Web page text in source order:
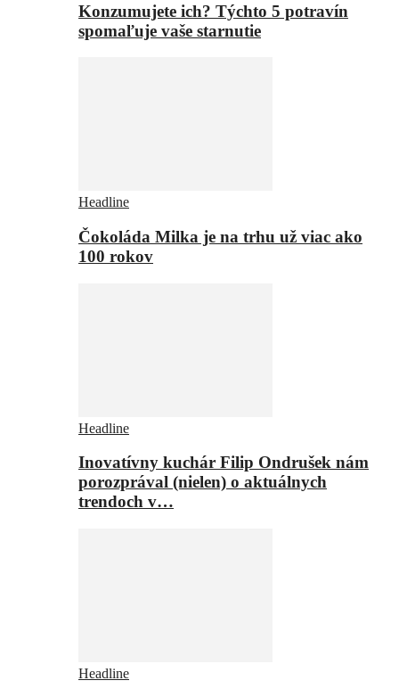
Konzumujete ich? Týchto 5 potravín
spomaľuje vaše starnutie
Headline
Čokoláda Milka je na trhu už viac ako
100 rokov
Headline
Inovatívny kuchár Filip Ondrušek nám
porozprával (nielen) o aktuálnych
trendoch v…
Headline